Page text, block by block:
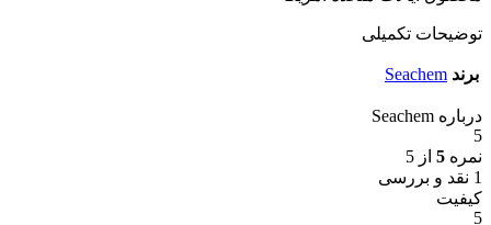
توضیحات تکمیلی
برند Seachem
درباره Seachem
5
نمره 5 از 5
1 نقد و بررسی
کیفیت
5